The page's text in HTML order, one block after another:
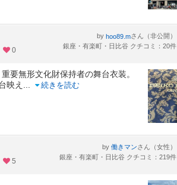
0
by hoo89.mさん（非公開）
銀座・有楽町・日比谷 クチコミ：20件
要無形文化財保持者の舞台衣装。
映え
続きを読む
5
by 働きマンさん（女性）
銀座・有楽町・日比谷 クチコミ：219件